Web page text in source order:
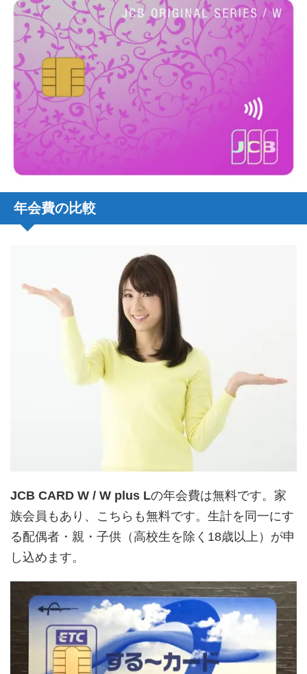
年会費の比較
JCB CARD W / W plus Lの年会費は無料です。家
族会員もあり、こちらも無料です。生計を同一にす
る配偶者・親・子供（高校生を除く18歳以上）が申
し込めます。